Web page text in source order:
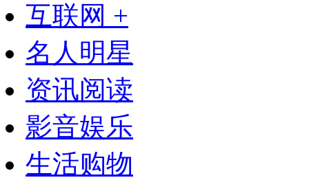
互联网 +
名人明星
资讯阅读
影音娱乐
生活购物